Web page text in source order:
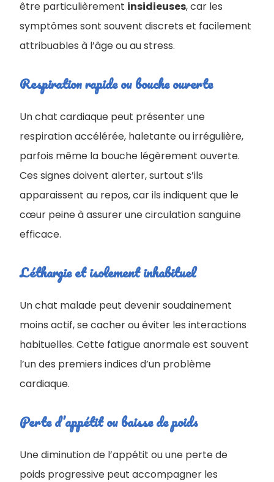
être particulièrement insidieuses, car les
symptômes sont souvent discrets et facilement
attribuables à l’âge ou au stress.
Respiration rapide ou bouche ouverte
Un chat cardiaque peut présenter une
respiration accélérée, haletante ou irrégulière,
parfois même la bouche légèrement ouverte.
Ces signes doivent alerter, surtout s’ils
apparaissent au repos, car ils indiquent que le
cœur peine à assurer une circulation sanguine
efficace.
Léthargie et isolement inhabituel
Un chat malade peut devenir soudainement
moins actif, se cacher ou éviter les interactions
habituelles. Cette fatigue anormale est souvent
l’un des premiers indices d’un problème
cardiaque.
Perte d’appétit ou baisse de poids
Une diminution de l’appétit ou une perte de
poids progressive peut accompagner les